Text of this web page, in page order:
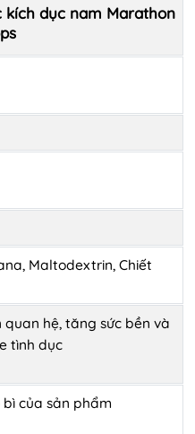
dục nam Marathon
Maltodextrin, Chiết
quan hệ, tăng sức bền và
tình dục
của sản phẩm